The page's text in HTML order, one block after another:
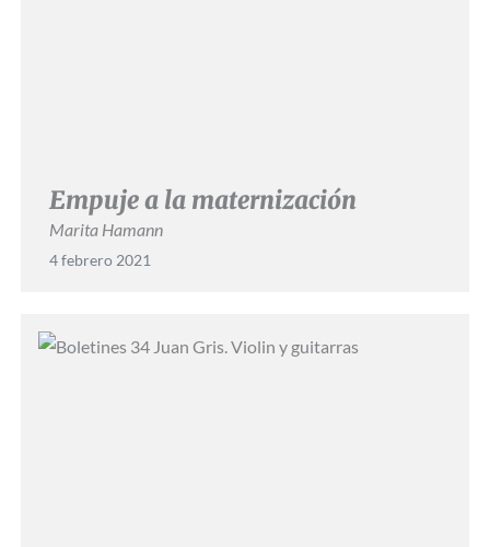
Empuje a la maternización
Marita Hamann
4 febrero 2021